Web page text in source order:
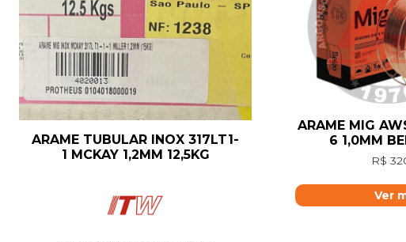
ARAME TUBULAR INOX 317LT1-
1 MCKAY 1,2MM 12,5KG
ARAME MIG
6 1,0MM
R$
Ver